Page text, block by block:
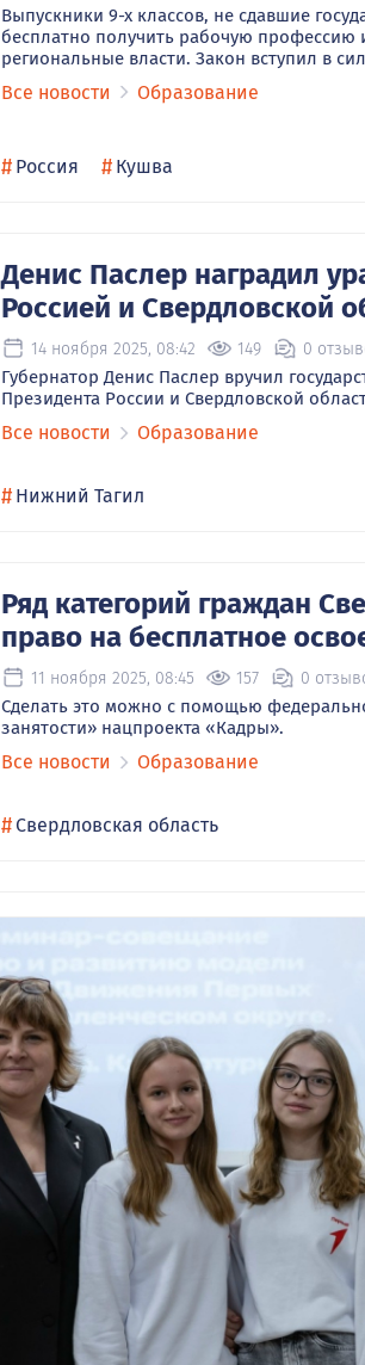
Выпускники 9-х классов, не сдавшие
бесплатно получить рабочую профессию
региональные власти. Закон вступил в
Все новости Образование
# Россия # Кушва
Денис Паслер наградил
Россией и Свердловской
14 ноября 2025, 08:42 149 0
Губернатор Денис Паслер вручил
Президента России и Свердловской
Все новости Образование
# Нижний Тагил
Ряд категорий граждан
право на бесплатное
11 ноября 2025, 08:45 157 0
Сделать это можно с помощью
занятости» нацпроекта «Кадры».
Все новости Образование
# Свердловская область